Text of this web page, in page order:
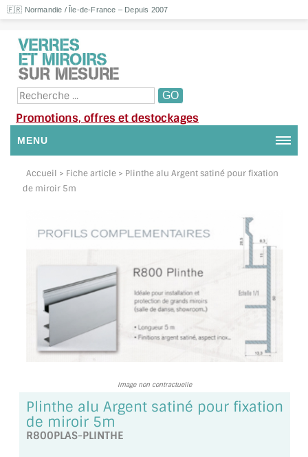
🇫🇷 Normandie / Île-de-France – Depuis 2007
Promotions, offres et destockages
MENU
NOUS CONTACTER
DEMANDE DE DEVIS
SUIVI DE COMMANDE
TOUS LES TARIFS AU M2
GUIDE : CHOIX PAR UTILISATION
INSPIRATIONS ET NOUVEAUTÉS
AMBIANCE LAITON BROSSÉ
Accueil > Fiche article > Plinthe alu Argent satiné pour fixation
de miroir 5m
Image non contractuelle
Plinthe alu Argent satiné pour fixation
de miroir 5m
R800PLAS-PLINTHE